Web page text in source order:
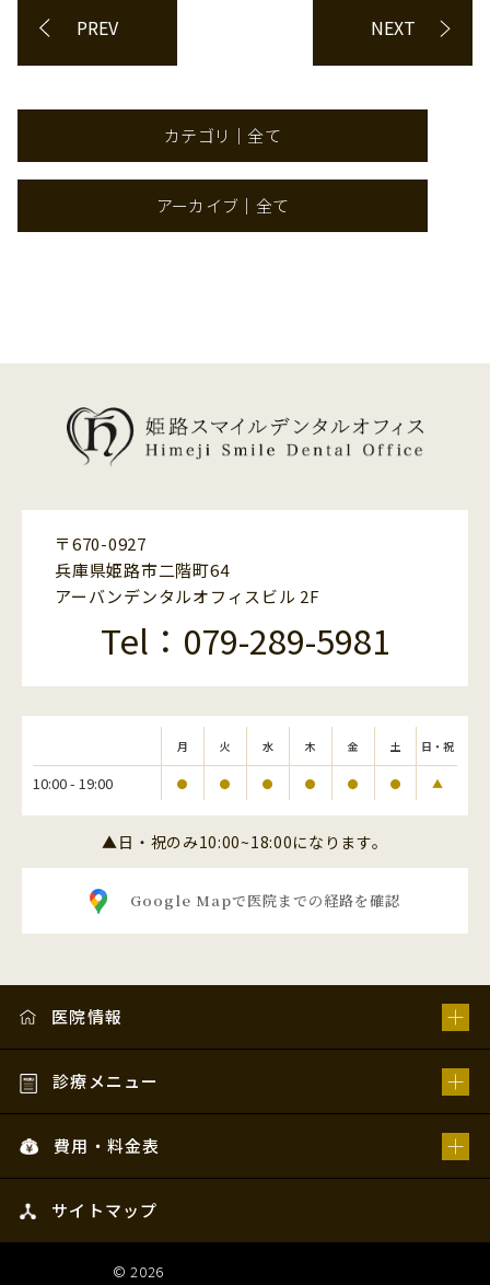
PREV NEXT
カテゴリ｜全て
アーカイブ｜全て
〒670-0927
兵庫県姫路市二階町64
アーバンデンタルオフィスビル 2F
Tel：079-289-5981
月 火 水 木 金 土 日・祝
10:00 - 19:00 ● ● ● ● ● ● ▲
▲日・祝のみ10:00~18:00になります。
Google Mapで医院までの経路を確認
医院情報
診療メニュー
費用・料金表
サイトマップ
© 2026